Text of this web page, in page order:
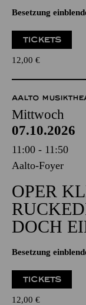
Besetzung
TICKETS
12,00 €
AALTO
Mittwoch
07.10.2026
11:00 - 11:50
Aalto-Foyer
OPER
DOCH
Besetzung
TICKETS
12,00 €